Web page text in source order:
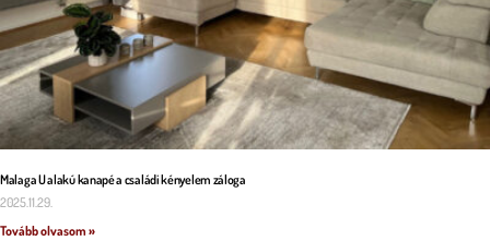
Malaga U alakú kanapé a családi kényelem záloga
2025.11.29.
Tovább olvasom »